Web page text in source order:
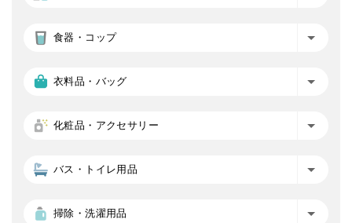
食器・コップ
衣料品・バッグ
化粧品・アクセサリー
バス・トイレ用品
掃除・洗濯用品